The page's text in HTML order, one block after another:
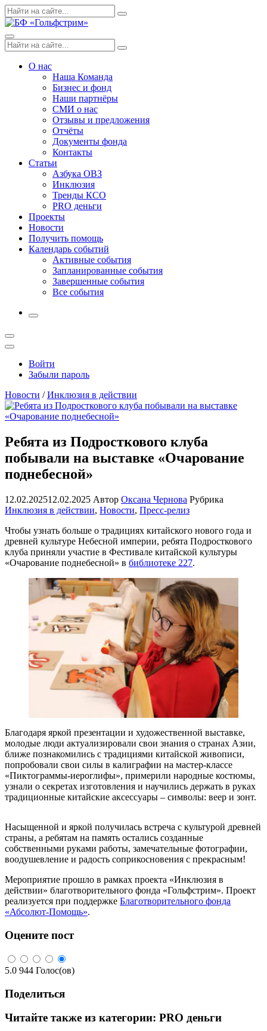
Skip
to
Поиск
по:
Search
Menu
Поиск
по:
Search
О нас
Наша Команда
Бизнес и фонд
Наши партнёры
СМИ о нас
Отзывы и предложения
Отчёты
Документы фонда
Контакты
Статьи
Азбука ОВЗ
Инклюзия
Тренды КСО
PRO деньги
Проекты
Новости
Получить помощь
Календарь событий
Активные события
Запланированные события
Завершенные события
Все события
More
Открыть
поиск
Профиль
Войти
Забыли пароль
Новости /Инклюзия в действии
Ребята из Подросткового клуба
побывали на выставке «Очарование
поднебесной»
12.02.202512.02.2025 Автор Оксана Чернова Рубрика
Инклюзия в действии, Новости, Пресс-релиз
Чтобы узнать больше о традициях китайского нового года и
древней культуре Небесной империи, ребята Подросткового
клуба приняли участие в Фестивале китайской культуры
«Очарование поднебесной» в библиотеке 227.
Благодаря яркой презентации и художественной выставке,
молодые люди актуализировали свои знания о странах Азии,
ближе познакомились с традициями китайской живописи,
попробовали свои силы в калиграфии на мастер-классе
«Пиктограммы-иероглифы», примерили народные костюмы,
узнали о секретах изготовления и научились держать в руках
традиционные китайские аксессуары – символы: веер и зонт.
Насыщенной и яркой получилась встреча с культурой древней
страны, а ребятам на память остались созданные
собственными руками работы, замечательные фотографии,
воодушевление и радость соприкосновения с прекрасным!
Мероприятие прошло в рамках проекта «Инклюзия в
действии» благотворительного фонда «Гольфстрим». Проект
реализуется при поддержке Благотворительного фонда
«Абсолют-Помощь».
Оцените пост
5.0 944 Голос(ов)
Поделиться
Читайте также из категории: PRO деньги